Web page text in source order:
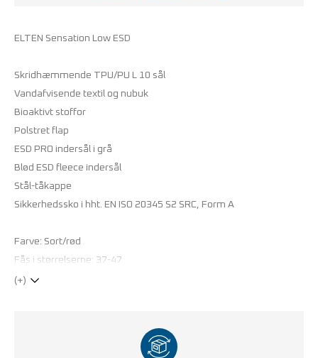
ELTEN Sensation Low ESD
Skridhæmmende TPU/PU L 10 sål
Vandafvisende textil og nubuk
Bioaktivt stoffor
Polstret flap
ESD PRO indersål i grå
Blød ESD fleece indersål
Stål-tåkappe
Sikkerhedssko i hht. EN ISO 20345 S2 SRC, Form A
Farve: Sort/rød
Fås i størrelserne: 37-47
(+)